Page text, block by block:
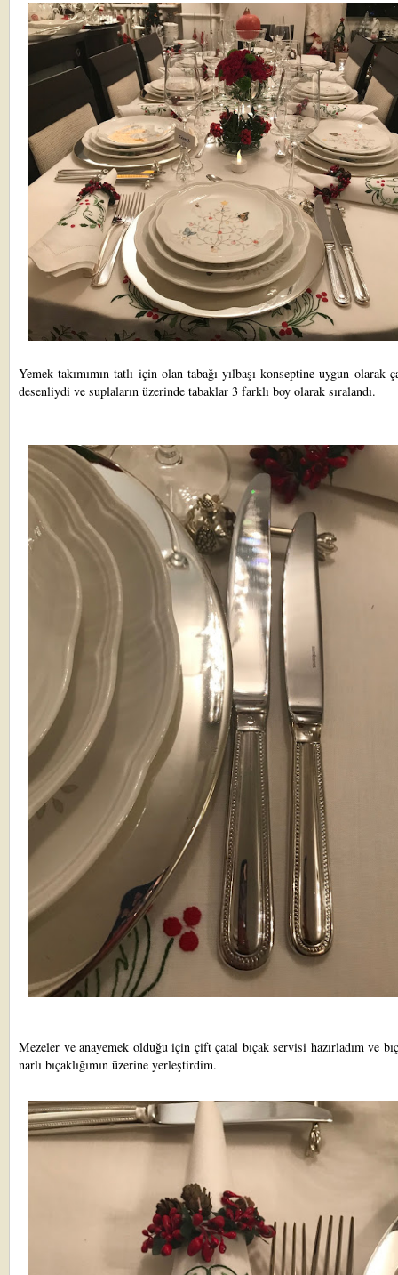
Yemek takımımın tatlı için olan tabağı yılbaşı konseptine uygun olarak
desenliydi ve suplaların üzerinde tabaklar 3 farklı boy olarak sıralandı.
Mezeler ve anayemek olduğu için çift çatal bıçak servisi hazırladım ve
narlı bıçaklığımın üzerine yerleştirdim.